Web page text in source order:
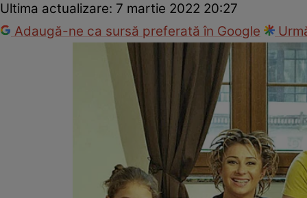
Ultima actualizare: 7 martie 2022 20:27
Adaugă-ne ca sursă preferată în Google